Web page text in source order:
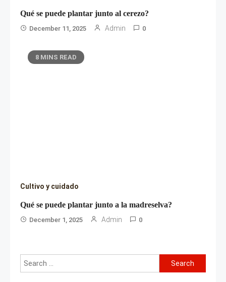
Qué se puede plantar junto al cerezo?
December 11, 2025 Admin 0
8 MINS READ
Cultivo y cuidado
Qué se puede plantar junto a la madreselva?
December 1, 2025 Admin 0
Search
for: